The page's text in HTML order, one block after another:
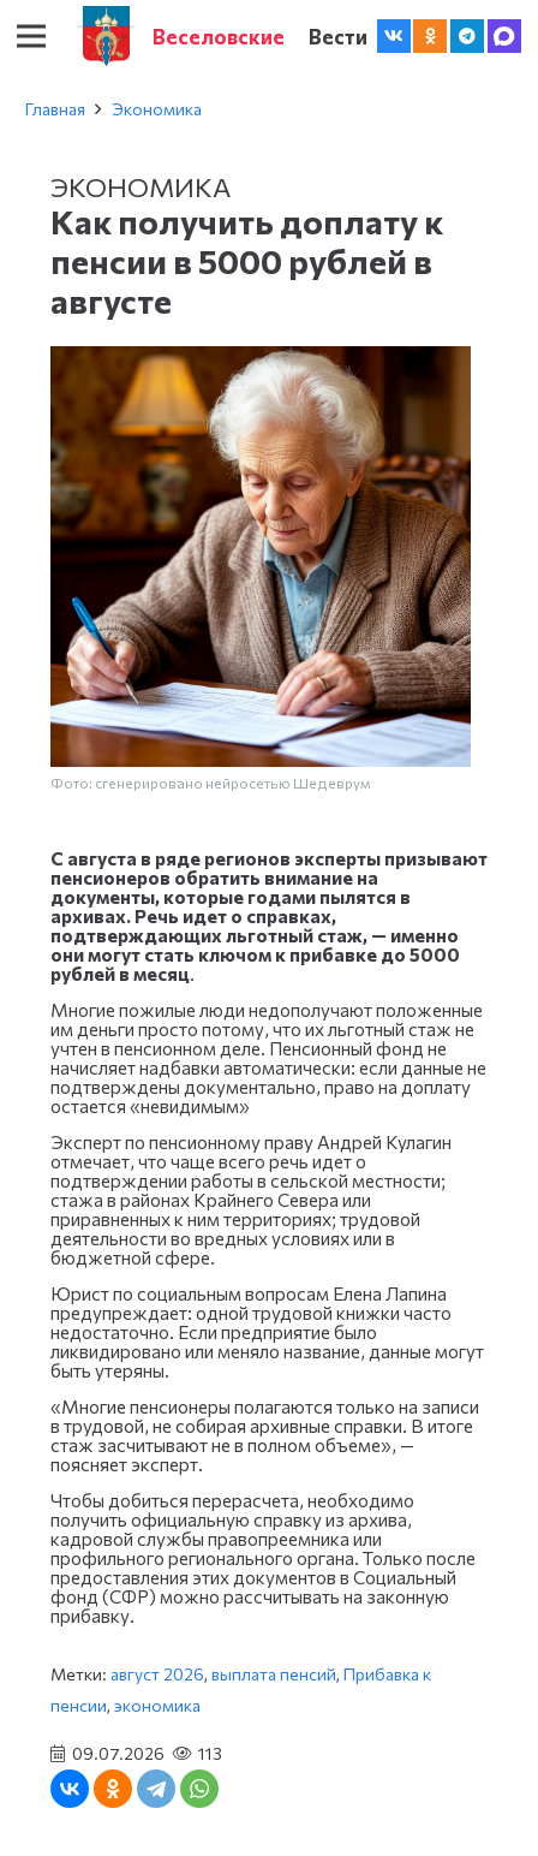
Веселовские Вести
Главная Экономика
ЭКОНОМИКА
Как получить доплату к
пенсии в 5000 рублей в
августе
Фото: сгенерировано нейросетью Шедеврум
С августа в ряде регионов эксперты призывают
пенсионеров обратить внимание на
документы, которые годами пылятся в
архивах. Речь идет о справках,
подтверждающих льготный стаж, — именно
они могут стать ключом к прибавке до 5000
рублей в месяц.
Многие пожилые люди недополучают положенные
им деньги просто потому, что их льготный стаж не
учтен в пенсионном деле. Пенсионный фонд не
начисляет надбавки автоматически: если данные не
подтверждены документально, право на доплату
остается «невидимым»
Эксперт по пенсионному праву Андрей Кулагин
отмечает, что чаще всего речь идет о
подтверждении работы в сельской местности;
стажа в районах Крайнего Севера или
приравненных к ним территориях; трудовой
деятельности во вредных условиях или в
бюджетной сфере.
Юрист по социальным вопросам Елена Лапина
предупреждает: одной трудовой книжки часто
недостаточно. Если предприятие было
ликвидировано или меняло название, данные могут
быть утеряны.
«Многие пенсионеры полагаются только на записи
в трудовой, не собирая архивные справки. В итоге
стаж засчитывают не в полном объеме», —
поясняет эксперт.
Чтобы добиться перерасчета, необходимо
получить официальную справку из архива,
кадровой службы правопреемника или
профильного регионального органа. Только после
предоставления этих документов в Социальный
фонд (СФР) можно рассчитывать на законную
прибавку.
Метки: август 2026, выплата пенсий, Прибавка к
пенсии, экономика
09.07.2026 113